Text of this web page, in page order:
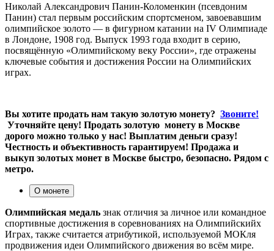
Николай Александрович Панин‑Коломенкин (псевдоним
Панин) стал первым российским спортсменом, завоевавшим
олимпийское золото — в фигурном катании на IV Олимпиаде
в Лондоне, 1908 год. Выпуск 1993 года входит в серию,
посвящённую «Олимпийскому веку России», где отражены
ключевые события и достижения России на Олимпийских
играх.
Вы хотите продать нам такую золотую монету? Звоните!
Уточняйте цену! Продать золотую монету в Москве
дорого можно только у нас! Выплатим деньги сразу!
Честность и объективность гарантируем! Продажа и
выкуп золотых монет в Москве быстро, безопасно. Рядом с
метро.
О монете
Олимпийская медаль знак отличия за личное или командное
спортивные достижения в соревнованиях на Олимпийскийх
Играх, также считается атрибутикой, используемой МОКля
продвижения идеи Олимпийского движения во всём мире.